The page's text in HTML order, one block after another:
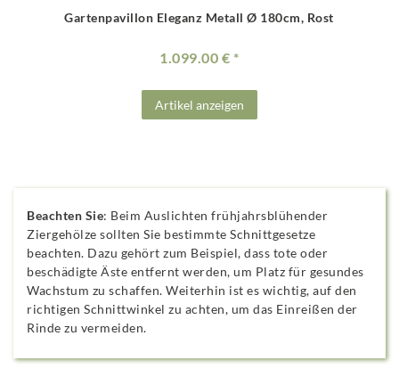
Gartenpavillon Eleganz Metall Ø 180cm, Rost
1.099.00 €
Artikel anzeigen
Beachten Sie: Beim Auslichten frühjahrsblühender
Ziergehölze sollten Sie bestimmte Schnittgesetze
beachten. Dazu gehört zum Beispiel, dass tote oder
beschädigte Äste entfernt werden, um Platz für gesundes
Wachstum zu schaffen. Weiterhin ist es wichtig, auf den
richtigen Schnittwinkel zu achten, um das Einreißen der
Rinde zu vermeiden.